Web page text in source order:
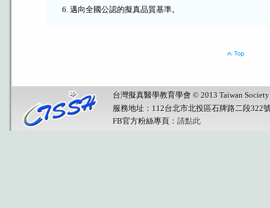
邁向全國公認的擬真品質基準。
台灣擬真醫學教育學會 © 2013 Taiwan
服務地址：112台北市北投區石牌路二段322
FB官方粉絲專頁： 請點此